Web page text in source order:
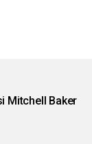
Mitchell Baker